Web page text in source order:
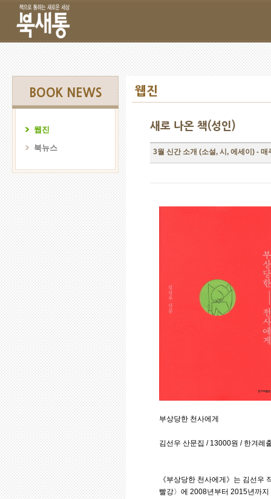
BOOK NEWS
웹진
북뉴스
웹진
새로 나온 책(성인)
3월 신간 소개 (소설, 시, 에세이) -
부상당한 천사에게
김선우 산문집 / 13000원 / 한겨레
《부상당한 천사에게》는 김선우
빨강〉에 2008년부터 2015년까